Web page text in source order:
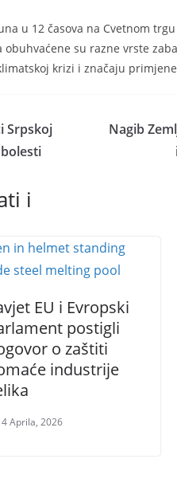
u 12 časova na Cvetnom
su razne vrste
krizi i značaju
Srpskoj
Nagib
i
EU i Evropski
postigli
o zaštiti
industrije
Aprila, 2026